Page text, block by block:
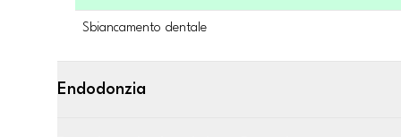
Sbiancamento dentale
Endodonzia